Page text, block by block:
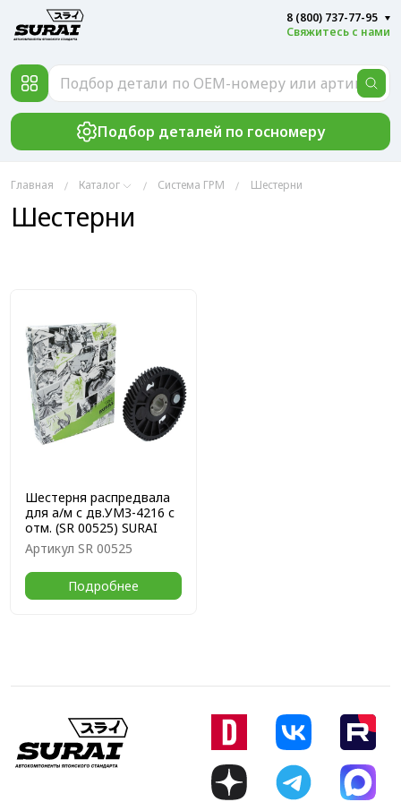
8 (800) 737-77-95
Свяжитесь с нами
Подбор деталей по госномеру
Главная Каталог Система ГРМ Шестерни
Шестерни
Шестерня распредвала
для а/м с дв.УМЗ-4216 с
отм. (SR 00525) SURAI
Артикул SR 00525
Подробнее